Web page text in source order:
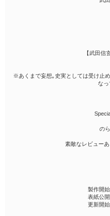
【武田信
※あくまで妄想｡史実としては受け止
なっ
の
素敵なレビュー
製作開
表紙公
更新開